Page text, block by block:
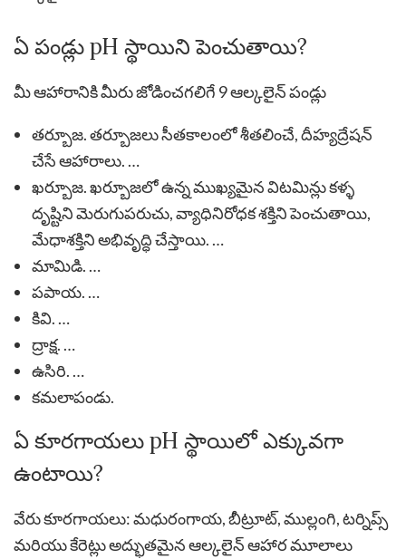
ఏ పండ్లు pH స్థాయిని పెంచుతాయి?
మీ ఆహారానికి మీరు జోడించగలిగే 9 ఆల్కలైన్ పండ్లు
తర్బూజ. తర్బూజలు సీతకాలంలో శీతలించే, దీహ్యద్రేషన్
చేసే ఆహారాలు. …
ఖర్బూజ. ఖర్బూజలో ఉన్న ముఖ్యమైన విటమిన్లు కళ్ళ
దృష్టిని మెరుగుపరుచు, వ్యాధినిరోధక శక్తిని పెంచుతాయి,
మేధాశక్తిని అభివృద్ధి చేస్తాయి. …
మామిడి. …
పపాయ. …
కివి. …
ద్రాక్ష. …
ఉసిరి. …
కమలాపండు.
ఏ కూరగాయలు pH స్థాయిలో ఎక్కువగా
ఉంటాయి?
వేరు కూరగాయలు: మధురంగాయ, బీట్రూట్, ముల్లంగి, టర్నిప్స్
మరియు కేరెట్లు అద్భుతమైన ఆల్కలైన్ ఆహార మూలాలు